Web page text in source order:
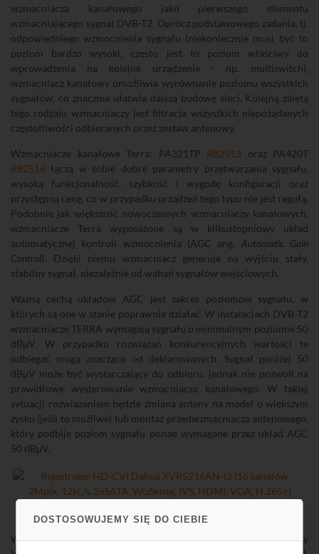
DOSTOSOWUJEMY SIĘ DO CIEBIE
wzmacniacza kanałowego jako pierwszego elementu
wzmacniającego sygnał DVB-T2. Oprócz podstawowego zadania, tj.
odpowiedniego wzmocnienia sygnału (niekoniecznie musi być to
poziom bardzo wysoki, często jest to poziom właściwy do
wprowadzenia na kolejne urządzenie - np. multiswitch),
wzmacniacz kanałowy umożliwia wyrównanie poziomu wszystkich
sygnałów, co znacznie ułatwia dalszą budowę sieci. Kolejną zaletą
tego rodzaju wzmacniaczy jest filtracja wszystkich niepożądanych
częstotliwości odbieranych przez zestaw antenowy.
Wzmacniacze kanałowe Terra: PA321TP R82513 oraz PA420T
R82516 łączą w sobie dobre parametry przetwarzania sygnału,
wysoką funkcjonalność, szybkość i wygodę konfiguracji oraz
przystępną cenę, co w przypadku urządzeń tego typu nie jest regułą.
Podobnie jak większość nowoczesnych wzmacniaczy kanałowych,
wzmacniacze Terra wyposażone są w kilkustopniowy układ
automatycznej kontroli wzmocnienia (AGC ang. Automatic Gain
Control). Dzięki niemu wzmacniacz generuje na wyjściu stały,
stabilny sygnał, niezależnie od wahań sygnałów wejściowych.
Ważną cechą układów AGC jest zakres poziomów sygnału, w
których są one w stanie poprawnie działać. W instalacjach DVB-T2
wzmacniacze TERRA wymagają sygnału o minimalnym poziomie 50
dBμV. W przypadku rozwiązań konkurencyjnych wartości te
odbiegać mogą znacząco od deklarowanych. Sygnał poniżej 50
dBμV może być wystarczający do odbioru, jednak nie pozwoli na
prawidłowe wysterowanie wzmacniacza kanałowego. W takiej
sytuacji rozwiązaniem będzie zmiana anteny na model o większym
zysku (jeśli to możliwe) lub montaż przedwzmacniacza antenowego,
który podbije poziom sygnału ponad wymagane przez układ AGC
50 dBμV.
Antena DIPOL Smart HORIZONA2230oraz SMART CITY
W związku z powyższym, idealną opcją dla wzmacniaczy